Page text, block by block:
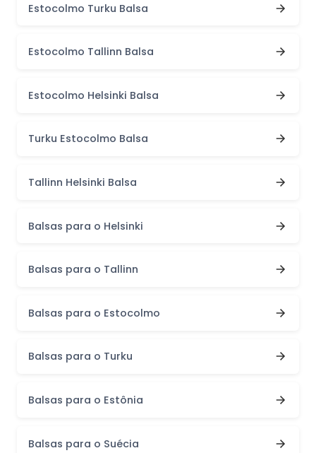
Estocolmo Turku Balsa
Estocolmo Tallinn Balsa
Estocolmo Helsinki Balsa
Turku Estocolmo Balsa
Tallinn Helsinki Balsa
Balsas para o Helsinki
Balsas para o Tallinn
Balsas para o Estocolmo
Balsas para o Turku
Balsas para o Estônia
Balsas para o Suécia